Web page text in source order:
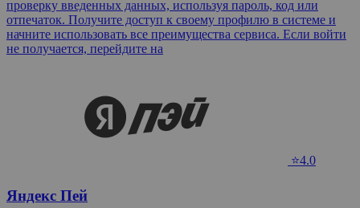
проверку введенных данных, используя пароль, код или
отпечаток. Получите доступ к своему профилю в системе и
начните использовать все преимущества сервиса. Если войти
не получается, перейдите на
⭐4.0
Яндекс Пей